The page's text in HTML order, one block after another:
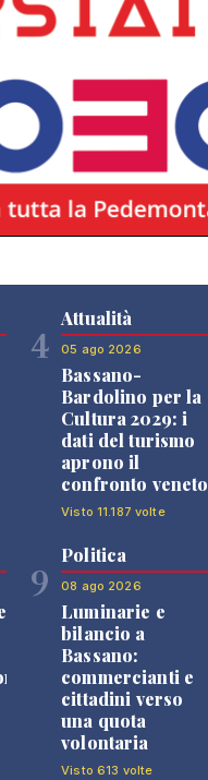
4
Attualità
05 ago 2026
Bassano-
Bardolino per la
Cultura 2029: i
dati del turismo
aprono il
confronto veneto
Visto 11.187 volte
9
Politica
08 ago 2026
Luminarie e
bilancio a
Bassano:
commercianti e
cittadini verso
una quota
volontaria
Visto 613 volte